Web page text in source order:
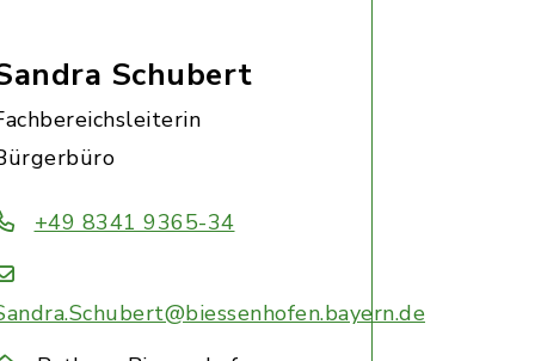
Schubert
+49 8341 9365-34